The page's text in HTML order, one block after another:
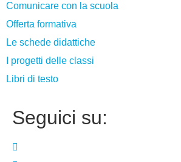
Comunicare con la scuola
Offerta formativa
Le schede didattiche
I progetti delle classi
Libri di testo
Seguici su: